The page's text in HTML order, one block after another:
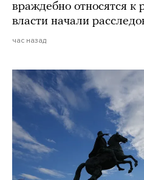
враждебно относятся
власти начали
час назад